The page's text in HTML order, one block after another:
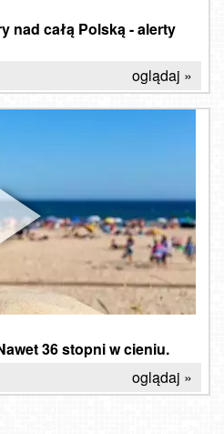
nad całą Polską - alerty
oglądaj »
36 stopni w cieniu.
oglądaj »